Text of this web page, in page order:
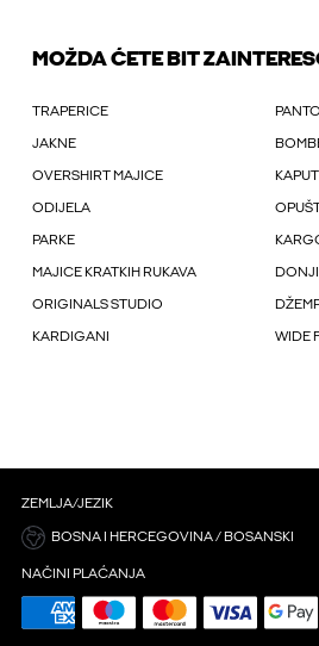
MOŽDA ĆETE BIT
TRAPERICE
JAKNE
OVERSHIRT MAJICE KAPUTI
ODIJELA
PARKE
MAJICE KRATKIH RUKAVA
ORIGINALS STUDIO
KARDIGANI WIDE
ZEMLJA/JEZIK
BOSNA I HERCEGOVINA / BOSANSKI
NAČINI PLAĆANJA